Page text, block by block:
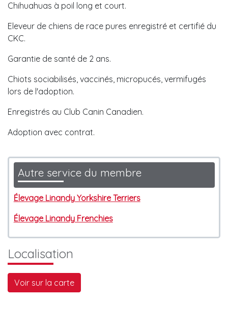
Chihuahuas à poil long et court.
Eleveur de chiens de race pures enregistré et certifié du
CKC.
Garantie de santé de 2 ans.
Chiots sociabilisés, vaccinés, micropucés, vermifugés
lors de l'adoption.
Enregistrés au Club Canin Canadien.
Adoption avec contrat.
Autre service du membre
Élevage Linandy Yorkshire Terriers
Élevage Linandy Frenchies
Localisation
Voir sur la carte